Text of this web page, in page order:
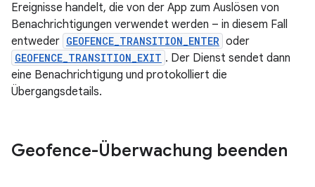
Ereignisse handelt, die von der App zum Auslösen von
Benachrichtigungen verwendet werden – in diesem Fall
entweder GEOFENCE_TRANSITION_ENTER oder
GEOFENCE_TRANSITION_EXIT . Der Dienst sendet dann
eine Benachrichtigung und protokolliert die
Übergangsdetails.
Geofence-Überwachung beenden